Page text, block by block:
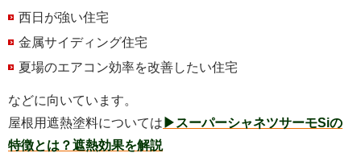
西日が強い住宅
金属サイディング住宅
夏場のエアコン効率を改善したい住宅
などに向いています。
屋根用遮熱塗料については ▶スーパーシャネツサーモSiの
特徴とは？遮熱効果を解説